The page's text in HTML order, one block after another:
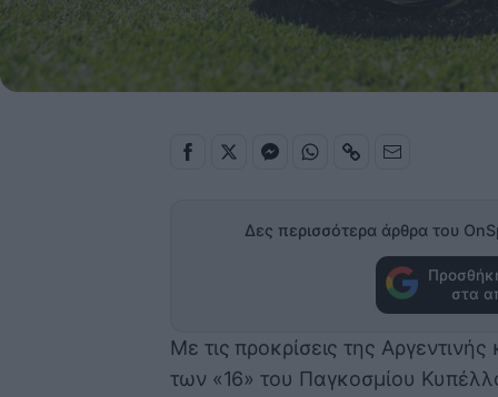
Δες περισσότερα άρθρα του
στα
Με τις προκρίσεις της
των «16» του Παγκοσμίου